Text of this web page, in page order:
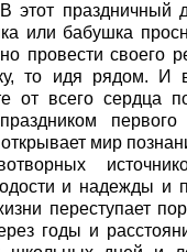
этот праздничный
или бабушка
провести своего
то идя рядом. И
от всего сердца
мир
и надежды и
переступает
годы и